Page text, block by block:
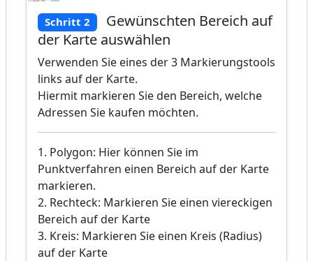
Schritt 2
Gewünschten Bereich auf
der Karte auswählen
Verwenden Sie eines der 3 Markierungstools
links auf der Karte.
Hiermit markieren Sie den Bereich, welche
Adressen Sie kaufen möchten.
1. Polygon: Hier können Sie im
Punktverfahren einen Bereich auf der Karte
markieren.
2. Rechteck: Markieren Sie einen viereckigen
Bereich auf der Karte
3. Kreis: Markieren Sie einen Kreis (Radius)
auf der Karte